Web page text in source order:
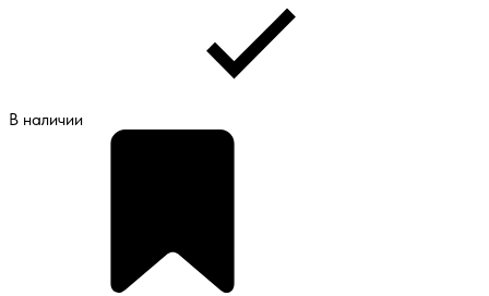
В наличии